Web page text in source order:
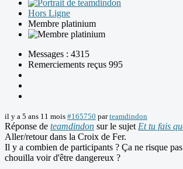
Hors Ligne
Membre platinium
Messages : 4315
Remerciements reçus 995
il y a 5 ans 11 mois #165750 parteamdindon
Réponse de teamdindon sur le sujet Et tu fais
Aller/retour dans la Croix de Fer.
Il y a combien de participants ? Ça ne risque
chouilla voir d'être dangereux ?